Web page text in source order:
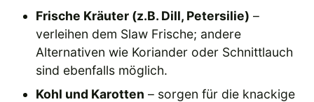
Frische Kräuter (z.B. Dill, Petersilie) –
verleihen dem Slaw Frische; andere
Alternativen wie Koriander oder Schnittlauch
sind ebenfalls möglich.
Kohl und Karotten – sorgen für die knackige